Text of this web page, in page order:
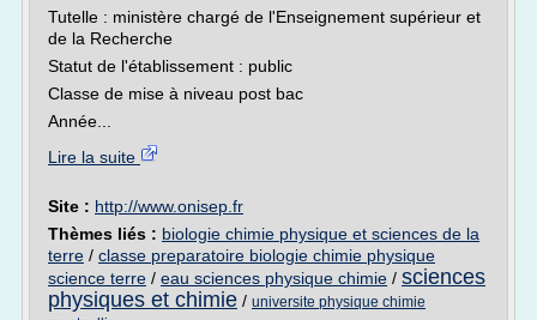
Tutelle : ministère chargé de l'Enseignement supérieur et
de la Recherche
Statut de l'établissement : public
Classe de mise à niveau post bac
Année...
Lire la suite
Site : http://www.onisep.fr
Thèmes liés : biologie chimie physique et sciences de la
terre / classe preparatoire biologie chimie physique
science terre / eau sciences physique chimie / sciences
physiques et chimie / universite physique chimie